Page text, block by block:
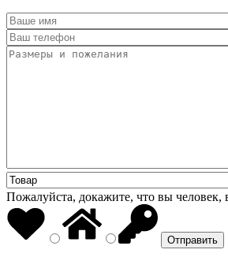
Пожалуйста, докажите, что вы человек,